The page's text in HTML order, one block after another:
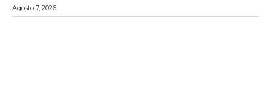
Agosto 7, 2026